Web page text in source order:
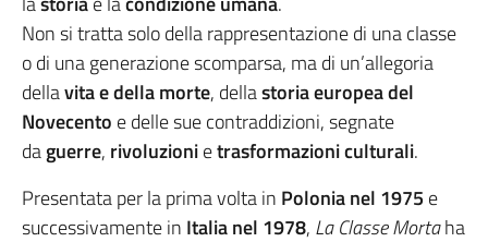
Non si tratta solo della rappresentazione di una classe
o di una generazione scomparsa, ma di un’allegoria
dellavita e della morte, dellastoria europea del
Novecento e delle sue contraddizioni, segnate
daguerre, rivoluzionietrasformazioni culturali.
Presentata per la prima volta in Polonia nel 1975 e
successivamente in Italia nel 1978, La Classe Mortaha